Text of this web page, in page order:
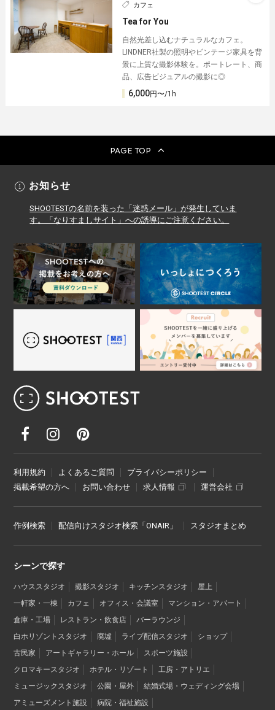
カフェ
Tea for You
自然光差し込むナチュラルなカフェ。
LINDNER社製の照明やビンテージ家具を背
景に上質な撮影体験を。ポートレート、商
品、広告ビジュアルの撮影に◎
6,000円〜/1h
PAGE TOP
お知らせ
SHOOTESTの名前を装った「迷惑メール」が発生していま
す。「なりすましサイト」への誘導にご注意ください。
利用規約 よくあるご質問
プライバシーポリシー
掲載希望の方へ
お問い合わせ 求人情報 運営会社
作例検索 配信向けスタジオ検索「ONAIR」 スタジオまとめ
シーンで探す
ハウススタジオ 撮影スタジオ キッチンスタジオ
屋上
一軒家・一棟
カフェ オフィス・会議室
マンション・アパート
倉庫・工場
レストラン・飲食店
バーラウンジ
白ホリゾントスタジオ
廃墟 ライブ配信スタジオ
ショップ
古民家
アートギャラリー・ホール
スポーツ施設
クロマキースタジオ
ホテル・リゾート
工房・アトリエ
ミュージックスタジオ
公園・屋外
結婚式場・ウェディング会場
アミューズメント施設
病院・福祉施設